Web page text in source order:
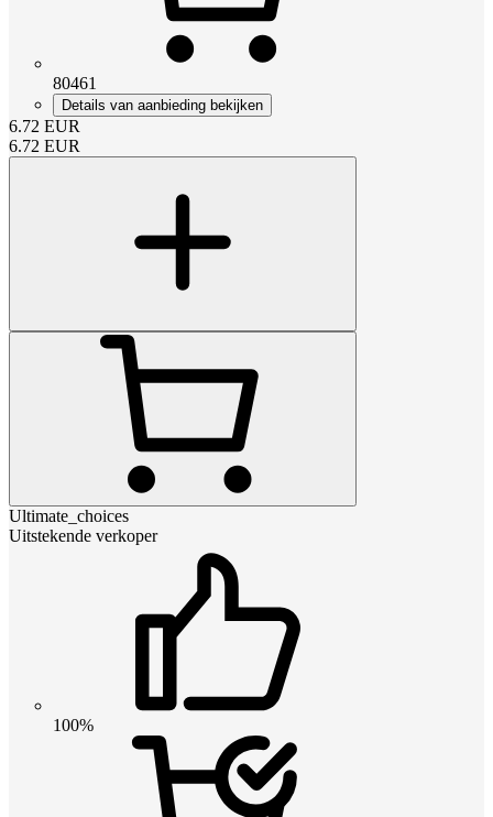
80461
Details van aanbieding bekijken
6.72 EUR
6.72 EUR
Ultimate_choices
Uitstekende verkoper
100%